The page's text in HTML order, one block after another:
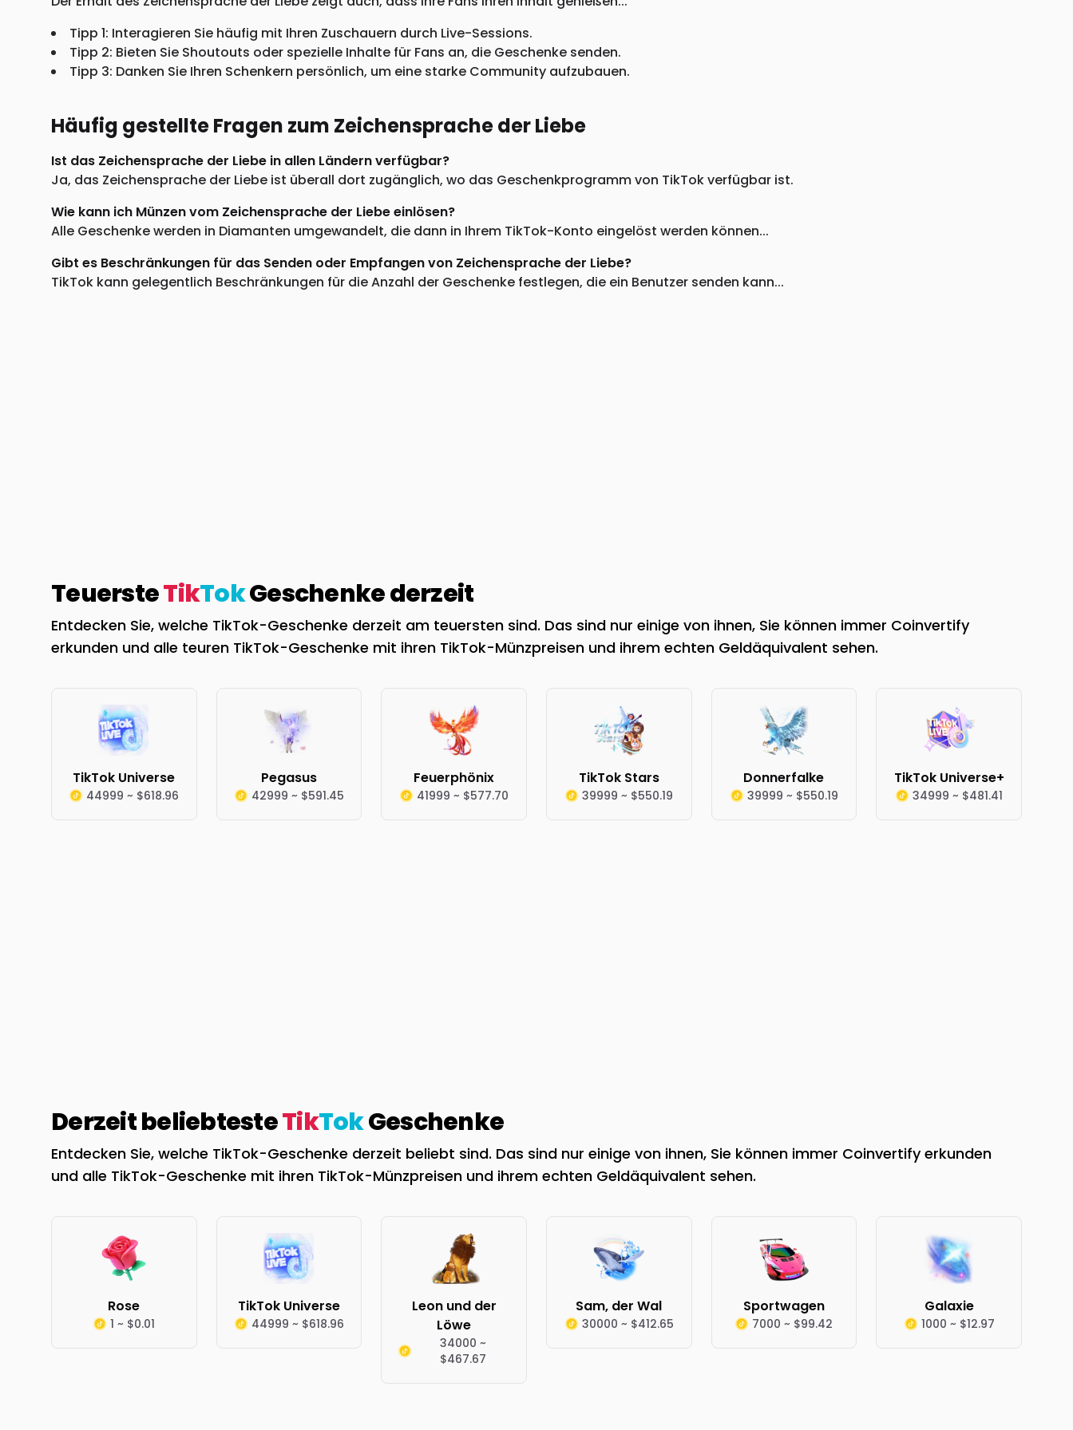
Tipp 1: Interagieren Sie häufig mit Ihren Zuschauern durch Live-Sessions.
Tipp 2: Bieten Sie Shoutouts oder spezielle Inhalte für Fans an, die Geschenke senden.
Tipp 3: Danken Sie Ihren Schenkern persönlich, um eine starke Community aufzubauen.
Häufig gestellte Fragen zum Zeichensprache der Liebe
Ist das Zeichensprache der Liebe in allen Ländern verfügbar?
Ja, das Zeichensprache der Liebe ist überall dort zugänglich, wo das Geschenkprogramm von TikTok verfügbar ist.
Wie kann ich Münzen vom Zeichensprache der Liebe einlösen?
Alle Geschenke werden in Diamanten umgewandelt, die dann in Ihrem TikTok-Konto eingelöst werden können...
Gibt es Beschränkungen für das Senden oder Empfangen von Zeichensprache der Liebe?
TikTok kann gelegentlich Beschränkungen für die Anzahl der Geschenke festlegen, die ein Benutzer senden kann...
TeuersteTikTokGeschenke derzeit
Entdecken Sie, welche TikTok-Geschenke derzeit am teuersten sind. Das sind nur einige von ihnen, Sie können immer Coinvertify
erkunden und alle teuren TikTok-Geschenke mit ihren TikTok-Münzpreisen und ihrem echten Geldäquivalent sehen.
TikTok Universe
44999 ~ $618.96
Pegasus
42999 ~ $591.45
Feuerphönix
41999 ~ $577.70
TikTok Stars
39999 ~ $550.19
Donnerfalke
39999 ~ $550.19
TikTok Universe+
34999 ~ $481.41
Derzeit beliebtesteTikTokGeschenke
Entdecken Sie, welche TikTok-Geschenke derzeit beliebt sind. Das sind nur einige von ihnen, Sie können immer Coinvertify erkunden
und alle TikTok-Geschenke mit ihren TikTok-Münzpreisen und ihrem echten Geldäquivalent sehen.
Rose
1 ~ $0.01
TikTok Universe
44999 ~ $618.96
Leon und der
Löwe
34000 ~
$467.67
Sam, der Wal
30000 ~ $412.65
Sportwagen
7000 ~ $99.42
Galaxie
1000 ~ $12.97